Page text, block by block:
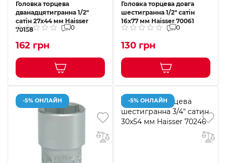
Головка торцева
дванадцятигранна 1/2"
сатін 27x44 мм Haisser
70158
0
162 грн
Головка торцева довга
шестигранна 1/2" сатін
16x77 мм Haisser 70061
0
130 грн
-5% ОНЛАЙН -5% ОНЛАЙН